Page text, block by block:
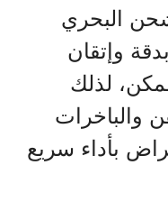
البحري
وإتقان
لذلك
والباخرات
بأداء سريع